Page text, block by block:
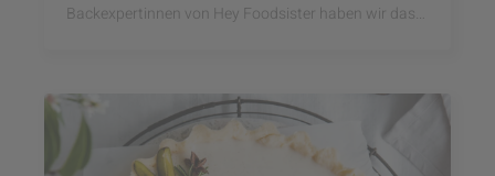
Backexpertinnen von Hey Foodsister haben wir das